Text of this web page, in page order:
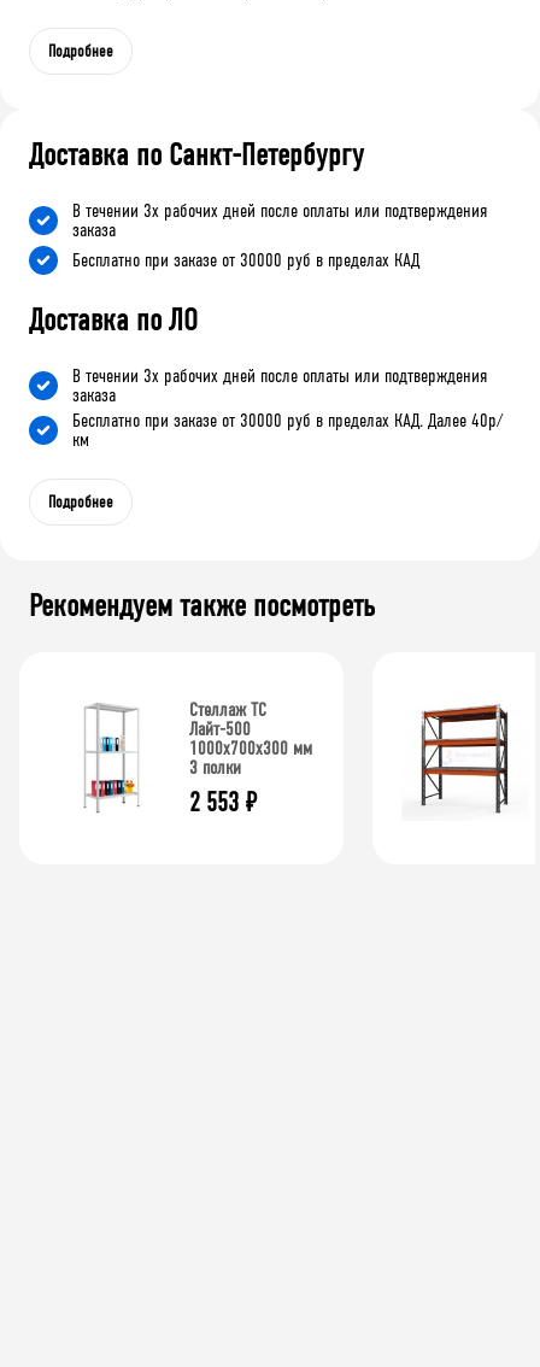
Подробнее
Доставка по Санкт-Петербургу
В течении 3х рабочих дней после оплаты или подтверждения
заказа
Бесплатно при заказе от 30000 руб в пределах КАД
Доставка по ЛО
В течении 3х рабочих дней после оплаты или подтверждения
заказа
Бесплатно при заказе от 30000 руб в пределах КАД. Далее 40р/
км
Подробнее
Рекомендуем также посмотреть
Стеллаж ТС
Лайт-500
1000х700х300 мм
3 полки
2 553 ₽